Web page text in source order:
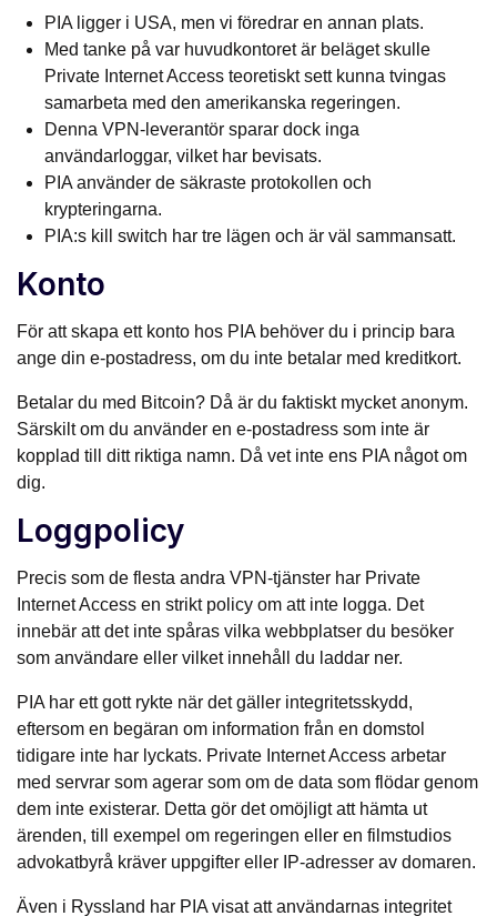
PIA ligger i USA, men vi föredrar en annan plats.
Med tanke på var huvudkontoret är beläget skulle
Private Internet Access teoretiskt sett kunna tvingas
samarbeta med den amerikanska regeringen.
Denna VPN-leverantör sparar dock inga
användarloggar, vilket har bevisats.
PIA använder de säkraste protokollen och
krypteringarna.
PIA:s kill switch har tre lägen och är väl sammansatt.
Konto
För att skapa ett konto hos PIA behöver du i princip bara
ange din e-postadress, om du inte betalar med kreditkort.
Betalar du med Bitcoin? Då är du faktiskt mycket anonym.
Särskilt om du använder en e-postadress som inte är
kopplad till ditt riktiga namn. Då vet inte ens PIA något om
dig.
Loggpolicy
Precis som de flesta andra VPN-tjänster har Private
Internet Access en strikt policy om att inte logga. Det
innebär att det inte spåras vilka webbplatser du besöker
som användare eller vilket innehåll du laddar ner.
PIA har ett gott rykte när det gäller integritetsskydd,
eftersom en begäran om information från en domstol
tidigare inte har lyckats. Private Internet Access arbetar
med servrar som agerar som om de data som flödar genom
dem inte existerar. Detta gör det omöjligt att hämta ut
ärenden, till exempel om regeringen eller en filmstudios
advokatbyrå kräver uppgifter eller IP-adresser av domaren.
Även i Ryssland har PIA visat att användarnas integritet